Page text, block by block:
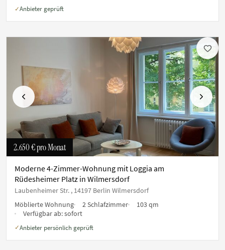
✓Anbieter geprüft
Vorherige Nächste
2.650 €pro Monat
Moderne 4-Zimmer-Wohnung mit Loggia am
Rüdesheimer Platz in Wilmersdorf
Laubenheimer Str. , 14197 Berlin Wilmersdorf
Möblierte Wohnung
2 Schlafzimmer
103 qm
Verfügbar ab:sofort
✓Anbieter persönlich geprüft